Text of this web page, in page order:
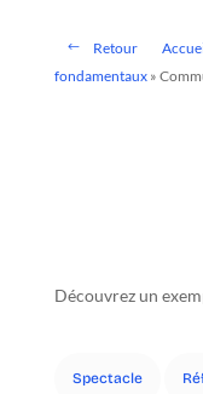
Retour
fondamentaux»
Découvrez un
Spectacle